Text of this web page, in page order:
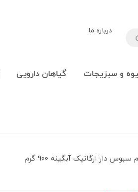
درباره ما
و سبزیجات گیاهان دارویی
دار ارگانیک آبگینه 900 گرم